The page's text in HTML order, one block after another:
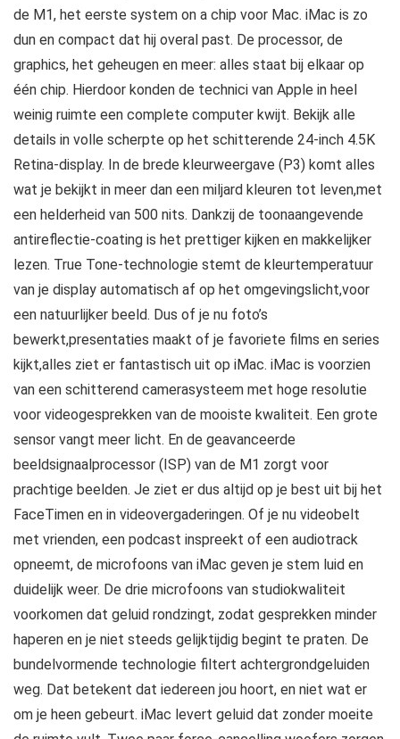
de M1, het eerste system on a chip voor Mac. iMac is zo
dun en compact dat hij overal past. De processor, de
graphics, het geheugen en meer: alles staat bij elkaar op
één chip. Hierdoor konden de technici van Apple in heel
weinig ruimte een complete computer kwijt. Bekijk alle
details in volle scherpte op het schitterende 24-inch 4.5K
Retina-display. In de brede kleurweergave (P3) komt alles
wat je bekijkt in meer dan een miljard kleuren tot leven,met
een helderheid van 500 nits. Dankzij de toonaangevende
antireflectie-coating is het prettiger kijken en makkelijker
lezen. True Tone-technologie stemt de kleurtemperatuur
van je display automatisch af op het omgevingslicht,voor
een natuurlijker beeld. Dus of je nu foto’s
bewerkt,presentaties maakt of je favoriete films en series
kijkt,alles ziet er fantastisch uit op iMac. iMac is voorzien
van een schitterend camerasysteem met hoge resolutie
voor videogesprekken van de mooiste kwaliteit. Een grote
sensor vangt meer licht. En de geavanceerde
beeldsignaalprocessor (ISP) van de M1 zorgt voor
prachtige beelden. Je ziet er dus altijd op je best uit bij het
FaceTimen en in videovergaderingen. Of je nu videobelt
met vrienden, een podcast inspreekt of een audiotrack
opneemt, de microfoons van iMac geven je stem luid en
duidelijk weer. De drie microfoons van studiokwaliteit
voorkomen dat geluid rondzingt, zodat gesprekken minder
haperen en je niet steeds gelijktijdig begint te praten. De
bundelvormende technologie filtert achtergrondgeluiden
weg. Dat betekent dat iedereen jou hoort, en niet wat er
om je heen gebeurt. iMac levert geluid dat zonder moeite